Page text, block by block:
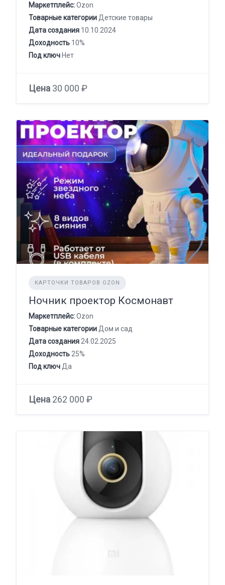
Маркетплейс:Ozon
Товарные категории Детские товары
Дата создания 10.10.2024
Доходность 10%
Под ключНет
Цена 30 000 ₽
КАРТОЧКИ ТОВАРОВ OZON
Ночник проектор Космонавт
Маркетплейс:Ozon
Товарные категории Дом и сад
Дата создания 24.02.2025
Доходность 25%
Под ключ Да
Цена 262 000 ₽